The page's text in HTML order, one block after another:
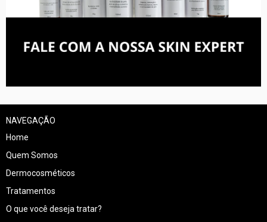
NAVEGAÇÃO
Home
Quem Somos
Dermocosméticos
Tratamentos
O que você deseja tratar?